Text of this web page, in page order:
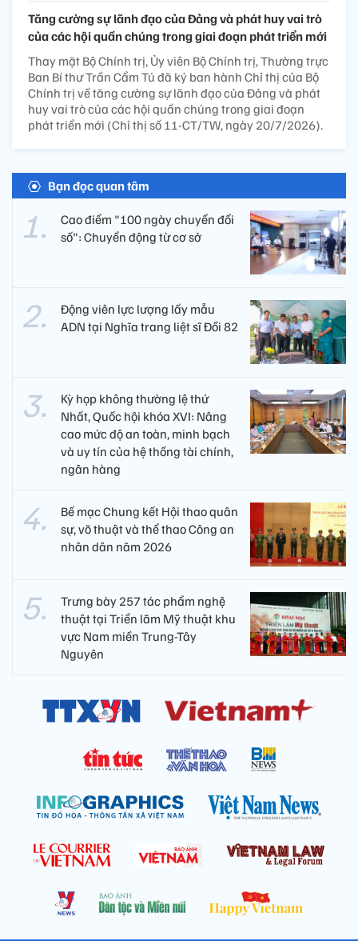
Tăng cường sự lãnh đạo của Đảng và phát huy vai trò
của các hội quần chúng trong giai đoạn phát triển mới
Thay mặt Bộ Chính trị, Ủy viên Bộ Chính trị, Thường trực
Ban Bí thư Trần Cẩm Tú đã ký ban hành Chỉ thị của Bộ
Chính trị về tăng cường sự lãnh đạo của Đảng và phát
huy vai trò của các hội quần chúng trong giai đoạn
phát triển mới (Chỉ thị số 11-CT/TW, ngày 20/7/2026).
Bạn đọc quan tâm
Cao điểm "100 ngày chuyển đổi
số": Chuyển động từ cơ sở
Động viên lực lượng lấy mẫu
ADN tại Nghĩa trang liệt sĩ Đồi 82​
Kỳ họp không thường lệ thứ
Nhất, Quốc hội khóa XVI: Nâng
cao mức độ an toàn, minh bạch
và uy tín của hệ thống tài chính,
ngân hàng
Bế mạc Chung kết Hội thao quân
sự, võ thuật và thể thao Công an
nhân dân năm 2026
Trưng bày 257 tác phẩm nghệ
thuật tại Triển lãm Mỹ thuật khu
vực Nam miền Trung-Tây
Nguyên